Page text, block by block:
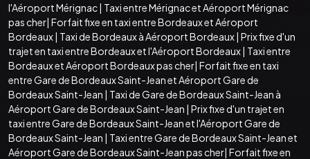
l'Aéroport Mérignac| Taxi entre Mérignac et Aéroport Mérignac
pas cher| Forfait fixe en taxi entre Bordeaux et Aéroport
Bordeaux| Taxi de Bordeaux à Aéroport Bordeaux| Prix fixe d'un
trajet en taxi entre Bordeaux et l'Aéroport Bordeaux| Taxi entre
Bordeaux et Aéroport Bordeaux pas cher| Forfait fixe en taxi
entre Gare de Bordeaux Saint-Jean et Aéroport Gare de
Bordeaux Saint-Jean | Taxi de Gare de Bordeaux Saint-Jean à
Aéroport Gare de Bordeaux Saint-Jean | Prix fixe d'un trajet en
taxi entre Gare de Bordeaux Saint-Jean et l'Aéroport Gare de
Bordeaux Saint-Jean | Taxi entre Gare de Bordeaux Saint-Jean et
Aéroport Gare de Bordeaux Saint-Jean pas cher| Forfait fixe en